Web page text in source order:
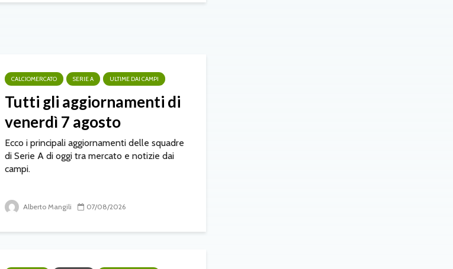
CALCIOMERCATO SERIE A ULTIME DAI CAMPI
Tutti gli aggiornamenti di
venerdì 7 agosto
Ecco i principali aggiornamenti delle squadre
di Serie A di oggi tra mercato e notizie dai
campi.
Alberto Mangili 07/08/2026